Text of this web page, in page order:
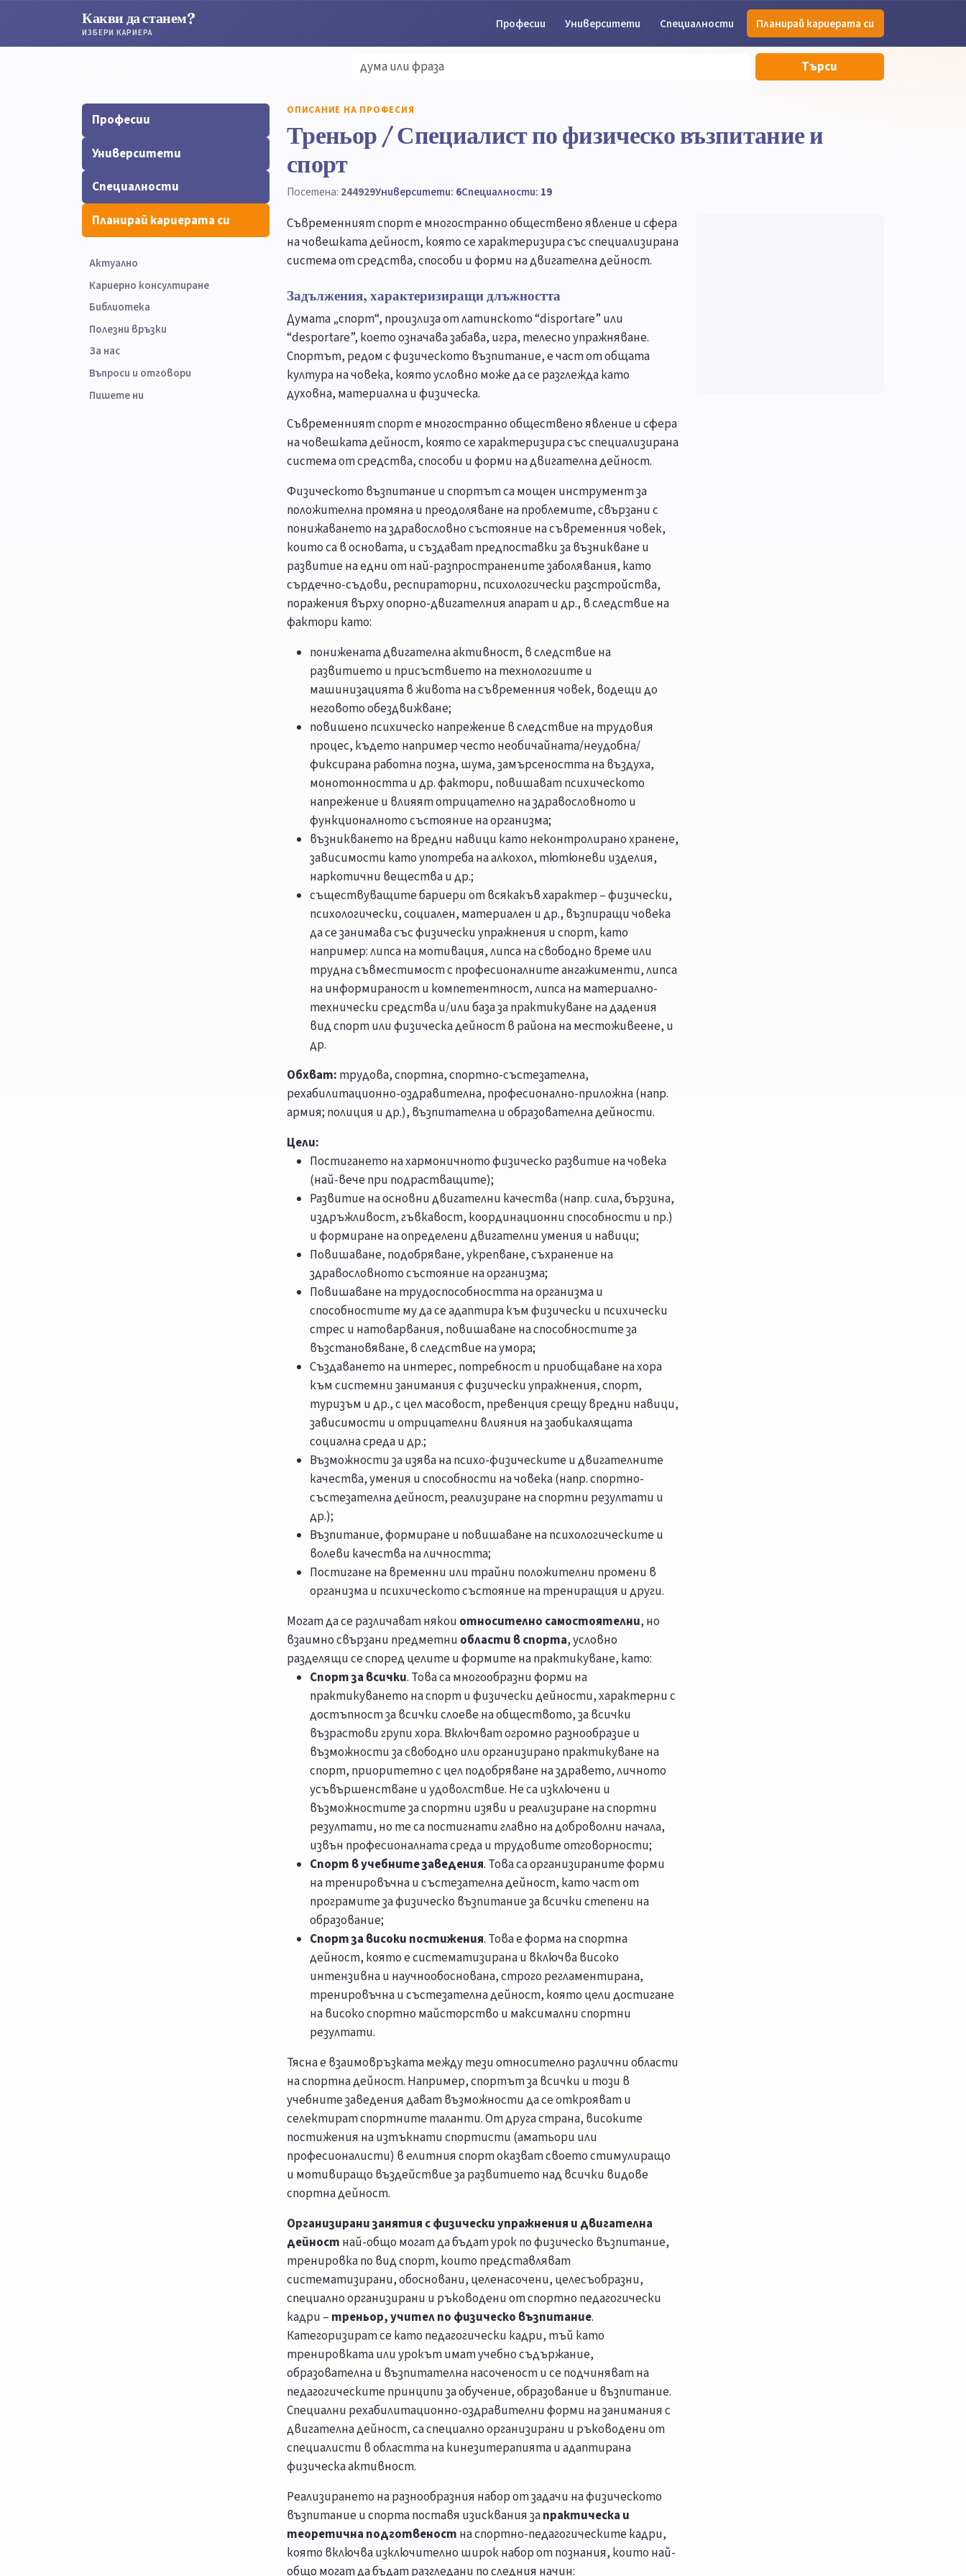
Какви да станем?
ИЗБЕРИ КАРИЕРА
Професии Университети Специалности Планирай кариерата си
Търси
Професии
Университети
Специалности
Планирай кариерата си
Актуално
Кариерно консултиране
Библиотека
Полезни връзки
За нас
Въпроси и отговори
Пишете ни
ОПИСАНИЕ НА ПРОФЕСИЯ
Треньор / Специалист по физическо възпитание и
спорт
Посетена: 244929Университети: 6Специалности: 19
Съвременният спорт е многостранно обществено явление и сфера
на човешката дейност, която се характеризира със специализирана
система от средства, способи и форми на двигателна дейност.
Задължения, характеризиращи длъжността
Думата „спорт“, произлиза от латинското “disportare” или
“desportare”, което означава забава, игра, телесно упражняване.
Спортът, редом с физическото възпитание, е част от общата
култура на човека, която условно може да се разглежда като
духовна, материална и физическа.
Съвременният спорт е многостранно обществено явление и сфера
на човешката дейност, която се характеризира със специализирана
система от средства, способи и форми на двигателна дейност.
Физическото възпитание и спортът са мощен инструмент за
положителна промяна и преодоляване на проблемите, свързани с
понижаването на здравословно състояние на съвременния човек,
които са в основата, и създават предпоставки за възникване и
развитие на едни от най-разпространените заболявания, като
сърдечно-съдови, респираторни, психологически разстройства,
поражения върху опорно-двигателния апарат и др., в следствие на
фактори като:
понижената двигателна активност, в следствие на
развитието и присъствието на технологиите и
машинизацията в живота на съвременния човек, водещи до
неговото обездвижване;
повишено психическо напрежение в следствие на трудовия
процес, където например често необичайната/неудобна/
фиксирана работна позна, шума, замърсеността на въздуха,
монотонността и др. фактори, повишават психическото
напрежение и влияят отрицателно на здравословното и
функционалното състояние на организма;
възникването на вредни навици като неконтролирано хранене,
зависимости като употреба на алкохол, тютюневи изделия,
наркотични вещества и др.;
съществуващите бариери от всякакъв характер – физически,
психологически, социален, материален и др., възпиращи човека
да се занимава със физически упражнения и спорт, като
например: липса на мотивация, липса на свободно време или
трудна съвместимост с професионалните ангажименти, липса
на информираност и компетентност, липса на материално-
технически средства и/или база за практикуване на дадения
вид спорт или физическа дейност в района на местоживеене, и
др.
Обхват: трудова, спортна, спортно-състезателна,
рехабилитационно-оздравителна, професионално-приложна (напр.
армия; полиция и др.), възпитателна и образователна дейности.
Цели:
Постигането на хармоничното физическо развитие на човека
(най-вече при подрастващите);
Развитие на основни двигателни качества (напр. сила, бързина,
издръжливост, гъвкавост, координационни способности и пр.)
и формиране на определени двигателни умения и навици;
Повишаване, подобряване, укрепване, съхранение на
здравословното състояние на организма;
Повишаване на трудоспособността на организма и
способностите му да се адаптира към физически и психически
стрес и натоварвания, повишаване на способностите за
възстановяване, в следствие на умора;
Създаването на интерес, потребност и приобщаване на хора
към системни занимания с физически упражнения, спорт,
туризъм и др., с цел масовост, превенция срещу вредни навици,
зависимости и отрицателни влияния на заобикалящата
социална среда и др.;
Възможности за изява на психо-физическите и двигателните
качества, умения и способности на човека (напр. спортно-
състезателна дейност, реализиране на спортни резултати и
др.);
Възпитание, формиране и повишаване на психологическите и
волеви качества на личността;
Постигане на временни или трайни положителни промени в
организма и психическото състояние на трениращия и други.
Могат да се различават някои относително самостоятелни, но
взаимно свързани предметни области в спорта, условно
разделящи се според целите и формите на практикуване, като:
Спорт за всички. Това са многообразни форми на
практикуването на спорт и физически дейности, характерни с
достъпност за всички слоеве на обществото, за всички
възрастови групи хора. Включват огромно разнообразие и
възможности за свободно или организирано практикуване на
спорт, приоритетно с цел подобряване на здравето, личното
усъвършенстване и удоволствие. Не са изключени и
възможностите за спортни изяви и реализиране на спортни
резултати, но те са постигнати главно на доброволни начала,
извън професионалната среда и трудовите отговорности;
Спорт в учебните заведения. Това са организираните форми
на тренировъчна и състезателна дейност, като част от
програмите за физическо възпитание за всички степени на
образование;
Спорт за високи постижения. Това е форма на спортна
дейност, която е систематизирана и включва високо
интензивна и научнообоснована, строго регламентирана,
тренировъчна и състезателна дейност, която цели достигане
на високо спортно майсторство и максимални спортни
резултати.
Тясна е взаимовръзката между тези относително различни области
на спортна дейност. Например, спортът за всички и този в
учебните заведения дават възможности да се открояват и
селектират спортните таланти. От друга страна, високите
постижения на изтъкнати спортисти (аматьори или
професионалисти) в елитния спорт оказват своето стимулиращо
и мотивиращо въздействие за развитието над всички видове
спортна дейност.
Организирани занятия с физически упражнения и двигателна
дейност най-общо могат да бъдат урок по физическо възпитание,
тренировка по вид спорт, които представляват
систематизирани, обосновани, целенасочени, целесъобразни,
специално организирани и ръководени от спортно педагогически
кадри – треньор, учител по физическо възпитание.
Категоризират се като педагогически кадри, тъй като
тренировката или урокът имат учебно съдържание,
образователна и възпитателна насоченост и се подчиняват на
педагогическите принципи за обучение, образование и възпитание.
Специални рехабилитационно-оздравителни форми на занимания с
двигателна дейност, са специално организирани и ръководени от
специалисти в областта на кинезитерапията и адаптирана
физическа активност.
Реализирането на разнообразния набор от задачи на физическото
възпитание и спорта поставя изисквания запрактическа и
теоретична подготвеност на спортно-педагогическите кадри,
която включва изключително широк набор от познания, които най-
общо могат да бъдат разгледани по следния начин: